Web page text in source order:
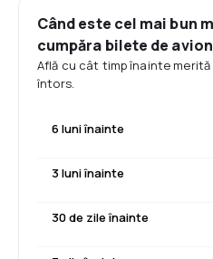
Când este cel mai bun
cumpăra bilete de
Află cu cât timp înainte
întors.
6 luni înainte
3 luni înainte
30 de zile înainte